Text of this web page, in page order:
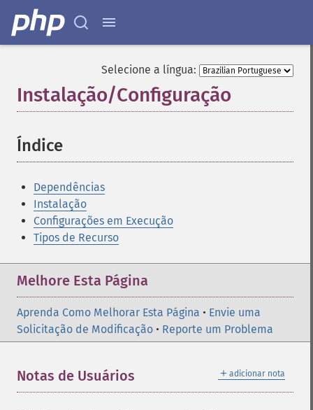
Selecione a língua:
Instalação/Configuração
Índice
Dependências
Instalação
Configurações em Execução
Tipos de Recurso
Melhore Esta Página
Aprenda Como Melhorar Esta Página • Envie uma
Solicitação de Modificação • Reporte um Problema
＋ adicionar nota
Notas de Usuários